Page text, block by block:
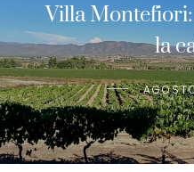
Villa
la